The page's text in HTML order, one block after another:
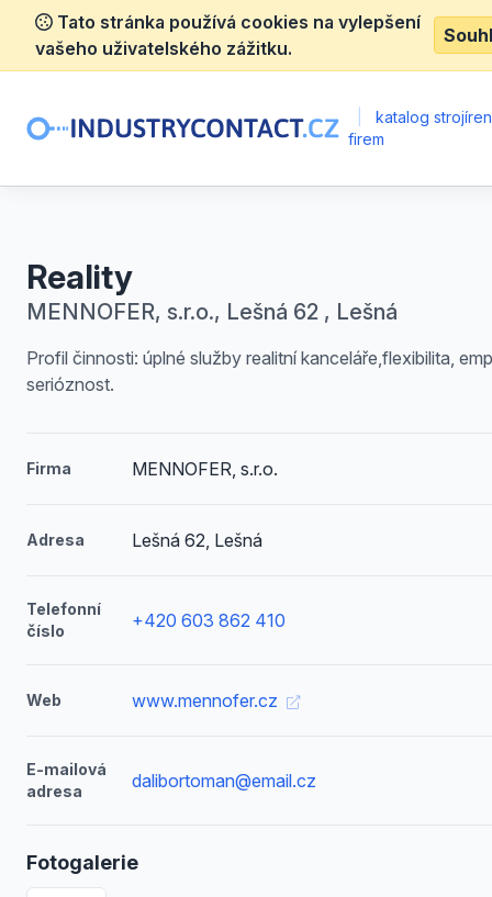
Tato stránka používá cookies na vylepšení
vašeho uživatelského zážitku.
katalog
firem
Reality
MENNOFER, s.r.o., Lešná 62 , Lešná
Profil činnosti: úplné služby realitní kanceláře,flexibilita,
serióznost.
Firma MENNOFER, s.r.o.
Adresa Lešná 62, Lešná
Telefonní
číslo
+420 603 862 410
Web www.mennofer.cz
E-mailová
adresa
dalibortoman@email.cz
Fotogalerie